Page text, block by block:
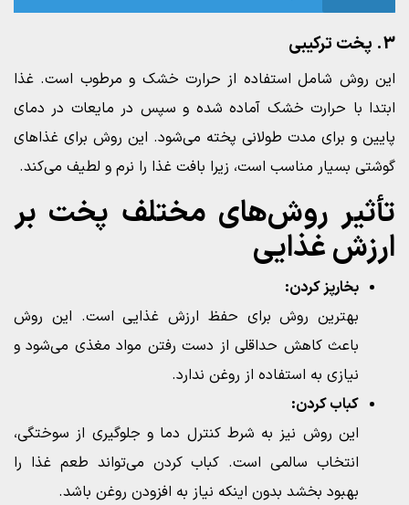
3. پخت ترکیبی
این روش شامل استفاده از حرارت خشک و مرطوب است. غذا
ابتدا با حرارت خشک آماده شده و سپس در مایعات در دمای
پایین و برای مدت طولانی پخته می‌شود. این روش برای غذاهای
گوشتی بسیار مناسب است، زیرا بافت غذا را نرم و لطیف می‌کند.
تأثیر روش‌های مختلف پخت بر
ارزش غذایی
بخارپز کردن:
بهترین روش برای حفظ ارزش غذایی است. این روش
باعث کاهش حداقلی از دست رفتن مواد مغذی می‌شود و
نیازی به استفاده از روغن ندارد.
کباب کردن:
این روش نیز به شرط کنترل دما و جلوگیری از سوختگی،
انتخاب سالمی است. کباب کردن می‌تواند طعم غذا را
بهبود بخشد بدون اینکه نیاز به افزودن روغن باشد.